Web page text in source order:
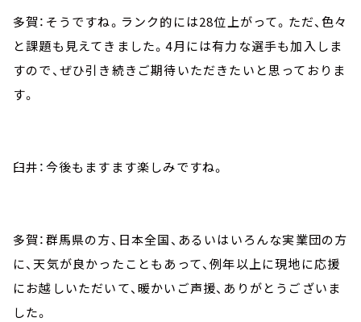
多賀：そうですね。ランク的には28位上がって。ただ、色々
と課題も見えてきました。4月には有力な選手も加入しま
すので、ぜひ引き続きご期待いただきたいと思っておりま
す。
臼井：今後もますます楽しみですね。
多賀：群馬県の方、日本全国、あるいはいろんな実業団の方
に、天気が良かったこともあって、例年以上に現地に応援
にお越しいただいて、暖かいご声援、ありがとうございま
した。